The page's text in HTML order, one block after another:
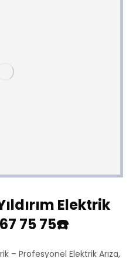
Elektrik
75 75☎️
– Profesyonel Elektrik Arıza,